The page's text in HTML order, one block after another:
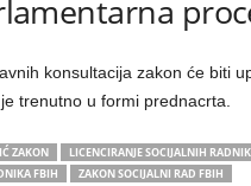
konsultacija zakon će biti
trenutno u formi prednacrta.
ZAKON LICENCIRANJE SOCIJALNIH
FBIH
ZAKON SOCIJALNI RAD FBIH